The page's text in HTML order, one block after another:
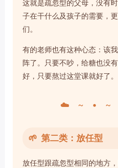
这就是疏忽型的父母，没有
子在干什么及孩子的需要，
们。
有的老师也有这种心态：该
阵了。只要不吵，给糖也没
好，只要熬过这堂课就好了。
☁️ ~ • ~
🌱 第二类：放任型
放任型跟疏忽型相同的地方